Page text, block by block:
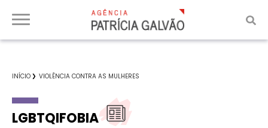
INÍCIO VIOLÊNCIA CONTRA AS MULHERES
LGBTQIFOBIA